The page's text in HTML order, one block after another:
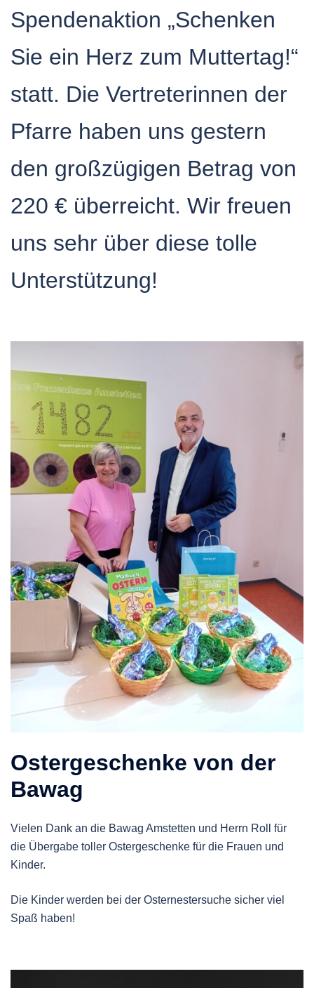
Spendenaktion „Schenken
Sie ein Herz zum Muttertag!“
statt. Die Vertreterinnen der
Pfarre haben uns gestern
den großzügigen Betrag von
220 € überreicht. Wir freuen
uns sehr über diese tolle
Unterstützung!
Ostergeschenke von der
Bawag
Vielen Dank an die Bawag Amstetten und Herrn Roll für
die Übergabe toller Ostergeschenke für die Frauen und
Kinder.
Die Kinder werden bei der Osternestersuche sicher viel
Spaß haben!